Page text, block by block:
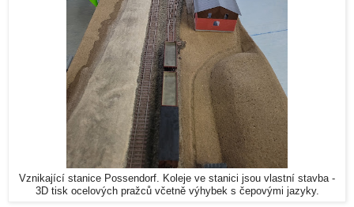
Vznikající stanice Possendorf. Koleje ve stanici jsou vlastní stavba -
3D tisk ocelových pražců včetně výhybek s čepovými jazyky.